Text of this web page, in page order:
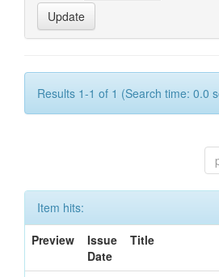
Results 1-1 of 1 (Search time: 0.0
Item hits:
Preview
Issue
Date
Title